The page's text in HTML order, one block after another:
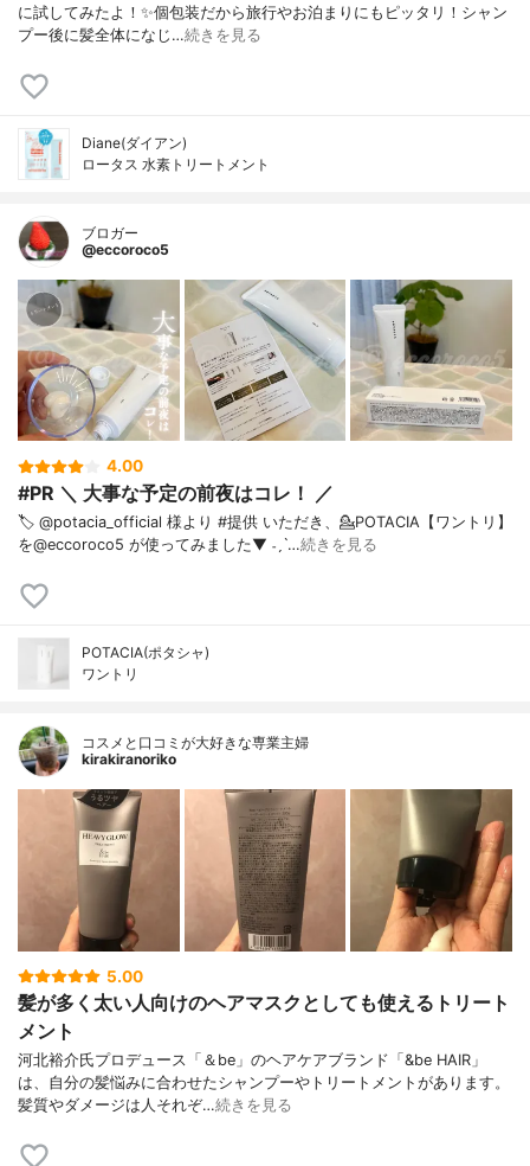
に試してみたよ！✨個包装だから旅行やお泊まりにもピッタリ！シャン
プー後に髪全体になじ…続きを見る
Diane(ダイアン)
ロータス 水素トリートメント
ブロガー
@eccoroco5
4.00
#PR ＼ 大事な予定の前夜はコレ！ ／
🏷️ @potacia_official 様より #提供 いただき、⁡⁡💁POTACIA【ワントリ】
を@eccoroco5 が使ってみました⁡⁡▼⁡⁡⁡ ˗ˏˋ…続きを見る
POTACIA(ポタシャ)
ワントリ
コスメと口コミが大好きな専業主婦
kirakiranoriko
5.00
髪が多く太い人向けのヘアマスクとしても使えるトリート
メント
河北裕介氏プロデュース「＆be」のヘアケアブランド「&be HAIR」
は、自分の髪悩みに合わせたシャンプーやトリートメントがあります。
髪質やダメージは人それぞ…続きを見る